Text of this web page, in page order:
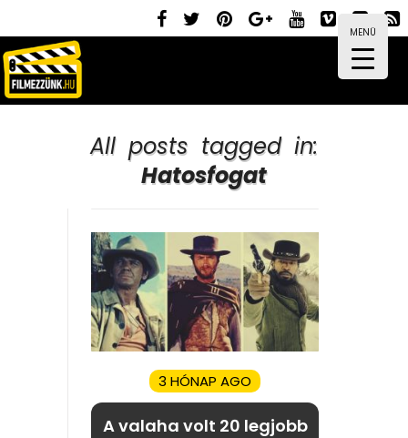
MENÜ
All posts tagged in:
Hatosfogat
3 HÓNAP AGO
A valaha volt 20 legjobb